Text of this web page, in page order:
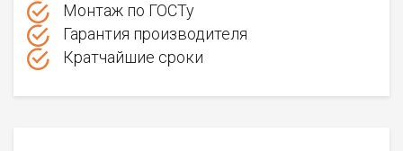
Монтаж по ГОСТу
Гарантия производителя
Кратчайшие сроки